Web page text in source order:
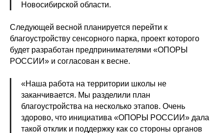
Новосибирской области.
Следующей весной планируется перейти к
благоустройству сенсорного парка, проект которого
будет разработан предпринимателями «ОПОРЫ
РОССИИ» и согласован к весне.
«Наша работа на территории школы не
заканчивается. Мы разделили план
благоустройства на несколько этапов. Очень
здорово, что инициатива «ОПОРЫ РОССИИ» дала
такой отклик и поддержку как со стороны органов